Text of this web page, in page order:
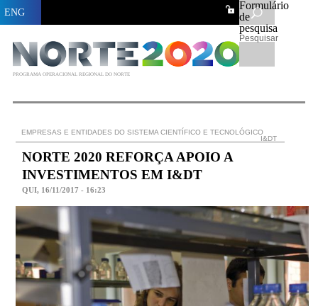
Formulário
de
pesquisa
Pesquisar
PROGRAMA OPERACIONAL REGIONAL DO NORTE
ENG
EMPRESAS E ENTIDADES DO SISTEMA CIENTÍFICO E TECNOLÓGICO
I&DT
NORTE 2020 REFORÇA APOIO A
INVESTIMENTOS EM I&DT
QUI, 16/11/2017 - 16:23